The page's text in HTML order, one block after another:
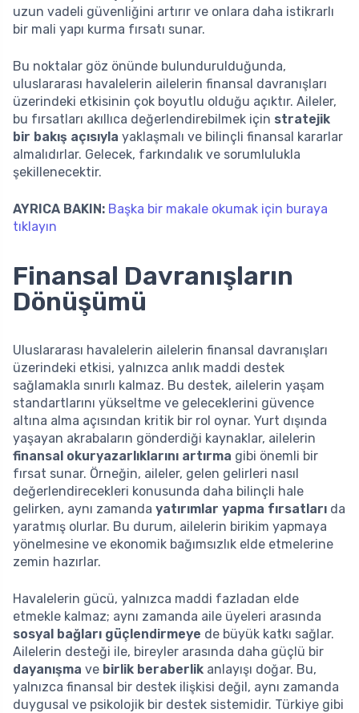
uzun vadeli güvenliğini artırır ve onlara daha istikrarlı
bir mali yapı kurma fırsatı sunar.
Bu noktalar göz önünde bulundurulduğunda,
uluslararası havalelerin ailelerin finansal davranışları
üzerindeki etkisinin çok boyutlu olduğu açıktır. Aileler,
bu fırsatları akıllıca değerlendirebilmek için stratejik
bir bakış açısıyla yaklaşmalı ve bilinçli finansal kararlar
almalıdırlar. Gelecek, farkındalık ve sorumlulukla
şekillenecektir.
AYRICA BAKIN: Başka bir makale okumak için buraya
tıklayın
Finansal Davranışların
Dönüşümü
Uluslararası havalelerin ailelerin finansal davranışları
üzerindeki etkisi, yalnızca anlık maddi destek
sağlamakla sınırlı kalmaz. Bu destek, ailelerin yaşam
standartlarını yükseltme ve geleceklerini güvence
altına alma açısından kritik bir rol oynar. Yurt dışında
yaşayan akrabaların gönderdiği kaynaklar, ailelerin
finansal okuryazarlıklarını artırma gibi önemli bir
fırsat sunar. Örneğin, aileler, gelen gelirleri nasıl
değerlendirecekleri konusunda daha bilinçli hale
gelirken, aynı zamanda yatırımlar yapma fırsatları da
yaratmış olurlar. Bu durum, ailelerin birikim yapmaya
yönelmesine ve ekonomik bağımsızlık elde etmelerine
zemin hazırlar.
Havalelerin gücü, yalnızca maddi fazladan elde
etmekle kalmaz; aynı zamanda aile üyeleri arasında
sosyal bağları güçlendirmeye de büyük katkı sağlar.
Ailelerin desteği ile, bireyler arasında daha güçlü bir
dayanışma ve birlik beraberlik anlayışı doğar. Bu,
yalnızca finansal bir destek ilişkisi değil, aynı zamanda
duygusal ve psikolojik bir destek sistemidir. Türkiye gibi